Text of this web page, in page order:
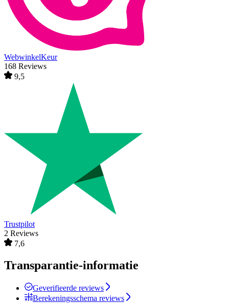
WebwinkelKeur
168 Reviews
9,5
Trustpilot
2 Reviews
7,6
Transparantie-informatie
Geverifieerde reviews
Berekeningsschema reviews